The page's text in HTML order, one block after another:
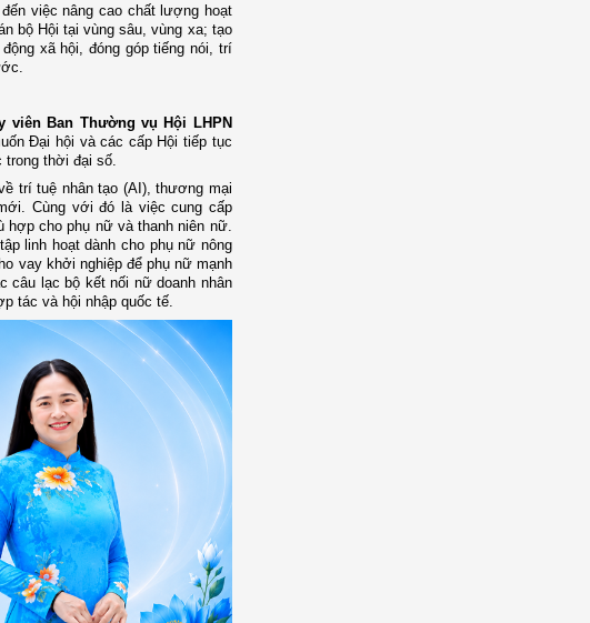
việc nâng cao chất lượng hoạt
bộ Hội tại vùng sâu, vùng xa; tạo
xã hội, đóng góp tiếng nói, trí
viên Ban Thường vụ Hội LHPN
Đại hội và các cấp Hội tiếp tục
thời đại số.
trí tuệ nhân tạo (AI), thương mại
Cùng với đó là việc cung cấp
hợp cho phụ nữ và thanh niên nữ.
linh hoạt dành cho phụ nữ nông
vay khởi nghiệp để phụ nữ mạnh
câu lạc bộ kết nối nữ doanh nhân
tác và hội nhập quốc tế.